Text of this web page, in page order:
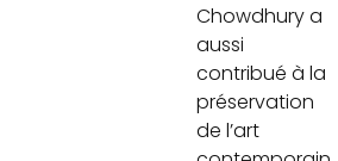
Chowdhury a
aussi
contribué à la
préservation
de l’art